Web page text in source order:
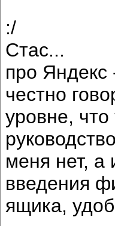
:/
Стас...
про Яндекс
честно
уровне,
меня нет, а
введения
ящика,